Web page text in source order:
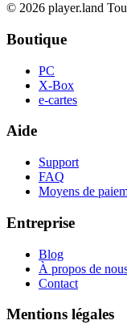
© 2026 player.land
Boutique
PC
X-Box
e-cartes
Aide
Support
FAQ
Moyens de
Entreprise
Blog
À propos de
Contact
Mentions légales